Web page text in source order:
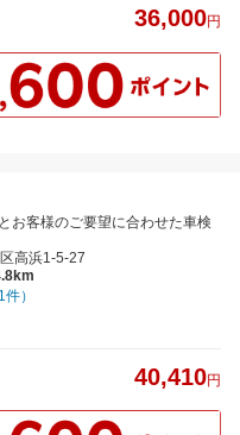
36,000円
お客様のご要望に合わせた車検
高浜1-5-27
件）
40,410円